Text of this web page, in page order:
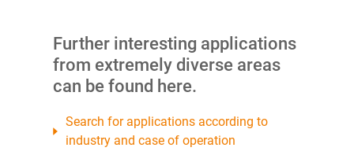
Further interesting applications
from extremely diverse areas
can be found here.
Search for applications according to
industry and case of operation